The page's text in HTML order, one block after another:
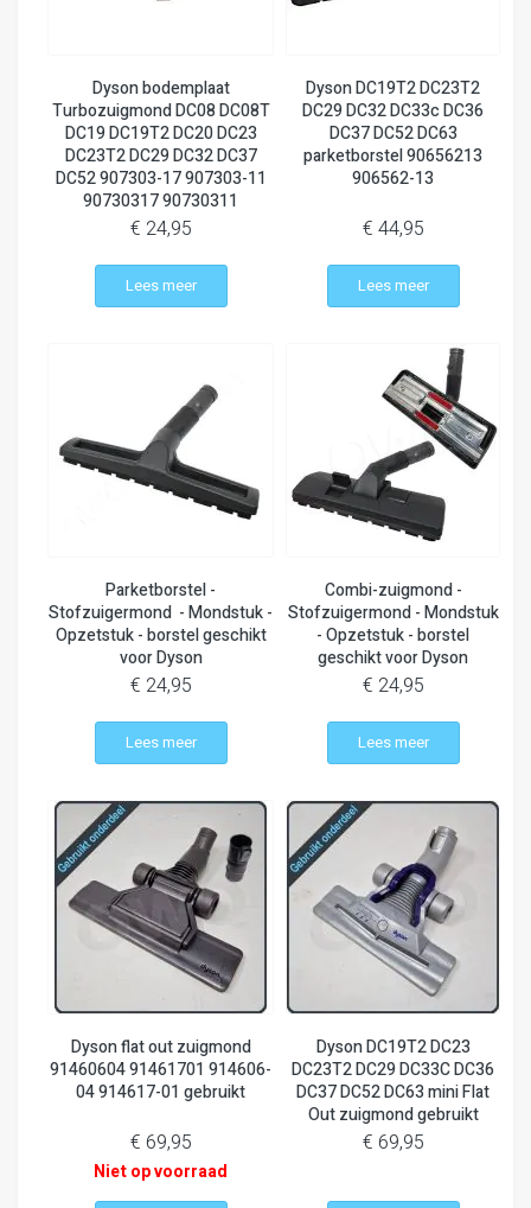
Dyson bodemplaat
Turbozuigmond DC08 DC08T
DC19 DC19T2 DC20 DC23
DC23T2 DC29 DC32 DC37
DC52 907303-17 907303-11
90730317 90730311
€ 24,95
Lees meer
Dyson DC19T2 DC23T2
DC29 DC32 DC33c DC36
DC37 DC52 DC63
parketborstel 90656213
906562-13
€ 44,95
Lees meer
Parketborstel -
Stofzuigermond - Mondstuk -
Opzetstuk - borstel geschikt
voor Dyson
€ 24,95
Lees meer
Combi-zuigmond -
Stofzuigermond - Mondstuk
- Opzetstuk - borstel
geschikt voor Dyson
€ 24,95
Lees meer
Dyson flat out zuigmond
91460604 91461701 914606-
04 914617-01 gebruikt
€ 69,95
Niet op voorraad
Dyson DC19T2 DC23
DC23T2 DC29 DC33C DC36
DC37 DC52 DC63 mini Flat
Out zuigmond gebruikt
€ 69,95